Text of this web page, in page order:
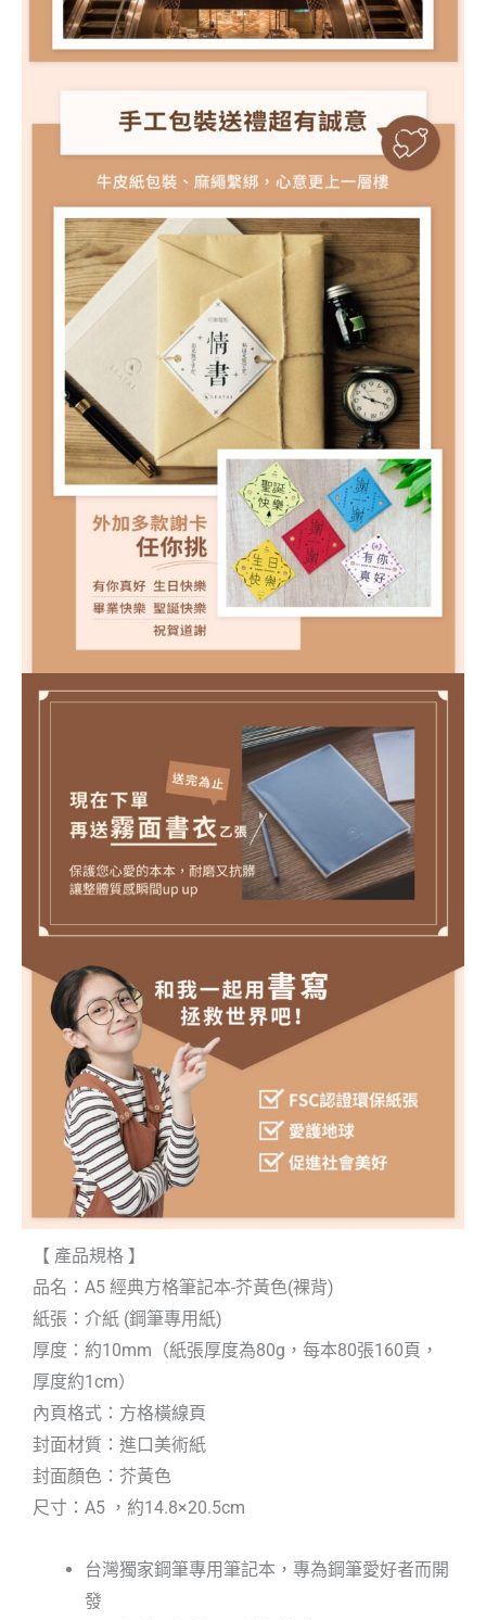
【 產品規格 】
品名：A5 經典方格筆記本-芥黃色(裸背)
紙張：介紙 (鋼筆專用紙)
厚度：約10mm（紙張厚度為80g，每本80張160頁，
厚度約1cm）
內頁格式：方格橫線頁
封面材質：進口美術紙
封面顏色：芥黃色
尺寸：A5 ，約14.8×20.5cm
台灣獨家鋼筆專用筆記本，專為鋼筆愛好者而開
發